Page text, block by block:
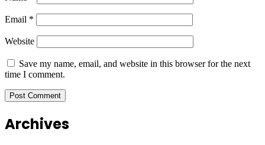
Email *
Website
Save my name, email, and website in this browser for the next
time I comment.
Archives